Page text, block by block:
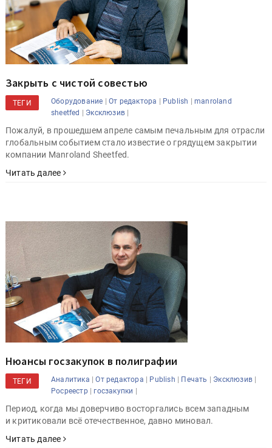
Закрыть с чистой совестью
ТЕГИ Оборудование |От редактора | Publish |manroland
sheetfed | Эксклюзив |
Пожалуй, в прошедшем апреле самым печальным для отрасли
глобальным событием стало известие о грядущем закрытии
компании Manroland Sheetfed.
Читать далее
Нюансы госзакупок в полиграфии
ТЕГИ Аналитика |От редактора | Publish | Печать | Эксклюзив |
Росреестр| госзакупки |
Период, когда мы доверчиво восторгались всем западным
и критиковали всё отечественное, давно миновал.
Читать далее